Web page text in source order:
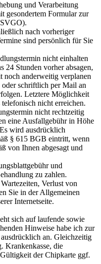
und Verarbeitung
gesondertem Formular zur
nach vorheriger
sind persönlich für Sie
nicht einhalten
24 Stunden vorher absagen,
noch anderweitig verplanen
schriftlich per Mail an
Letztere Möglichkeit
nicht erreichen.
nicht rechtzeitig
eine Ausfallgebühr in Höhe
wird ausdrücklich
§ 615 BGB eintritt, wenn
von Ihnen abgesagt und
und
zu zahlen.
Verlust von
Sie in der Allgemeinen
Internetseite.
sich auf laufende sowie
Hinweise habe ich zur
an. Gleichzeitig
Krankenkasse, die
der Chipkarte ggf.